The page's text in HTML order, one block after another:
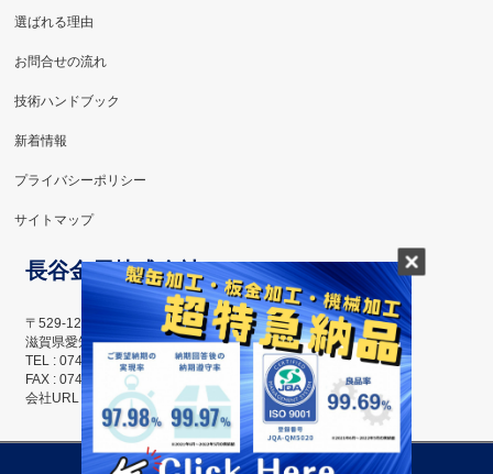
選ばれる理由
お問合せの流れ
技術ハンドブック
新着情報
プライバシーポリシー
サイトマップ
長谷金属株式会社
〒529-1223
滋賀県愛知郡愛荘町島川115番地
TEL : 0749-42-6858
FAX : 0749-42-6859
会社URL ： http://hasemetal.com/
Copyright © 長谷金属株式会社All Rights Reserved.